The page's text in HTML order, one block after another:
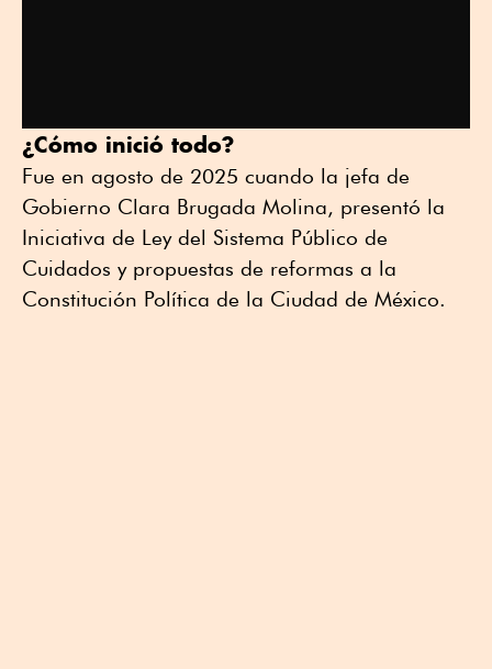
¿Cómo inició todo?
Fue en agosto de 2025 cuando la jefa de
Gobierno Clara Brugada Molina, presentó la
Iniciativa de Ley del Sistema Público de
Cuidados y propuestas de reformas a la
Constitución Política de la Ciudad de México.